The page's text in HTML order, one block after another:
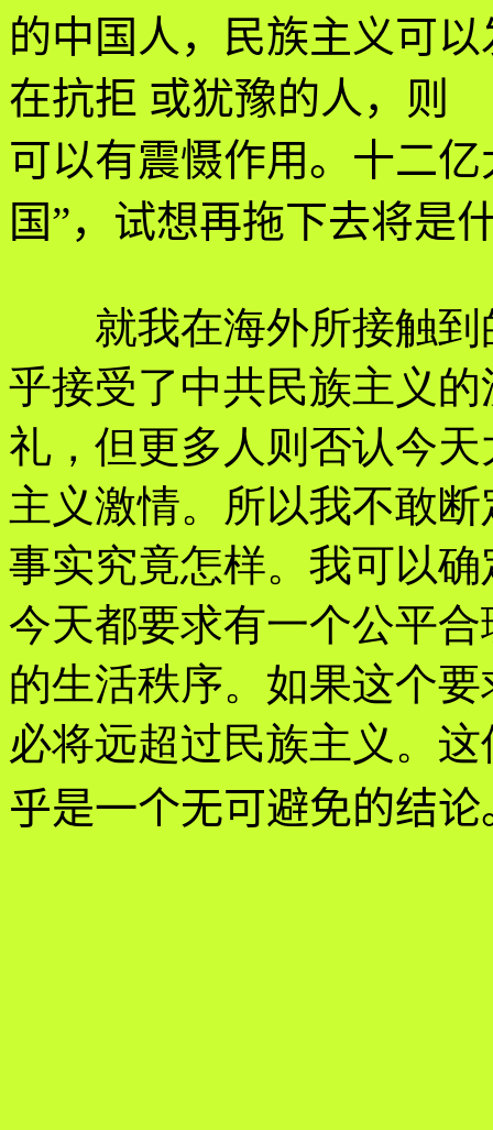
的中国人，民族主义可
在抗拒 或犹豫的人，则
可以有震慑作用。十二
国”，试想再拖下去将是
就我在海外所接触到
乎接受了中共民族主义的
礼，但更多人则否认今
主义激情。所以我不敢断
事实究竟怎样。我可以
今天都要求有一个公平合
的生活秩序。如果这个
必将远超过民族主义。这
乎是一个无可避免的结论